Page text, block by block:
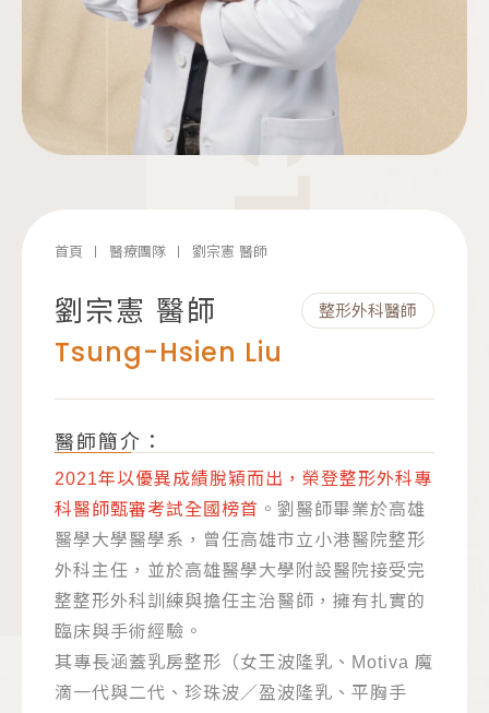
首頁 醫療團隊 劉宗憲 醫師
劉宗憲 醫師 整形外科醫師
Tsung-Hsien Liu
醫師簡介：
2021年以優異成績脫穎而出，榮登整形外科專
科醫師甄審考試全國榜首 。劉醫師畢業於高雄
醫學大學醫學系，曾任高雄市立小港醫院整形
外科主任，並於高雄醫學大學附設醫院接受完
整整形外科訓練與擔任主治醫師，擁有扎實的
臨床與手術經驗。
其專長涵蓋乳房整形（女王波隆乳、Motiva 魔
滴一代與二代、珍珠波／盈波隆乳、平胸手
DOCTOR